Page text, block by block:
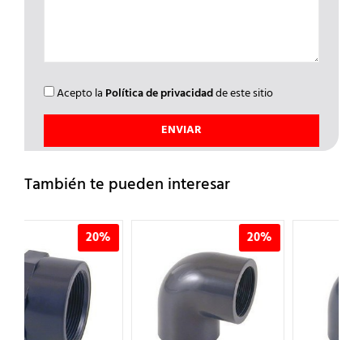
Acepto la Política de privacidadde este sitio
También te pueden interesar